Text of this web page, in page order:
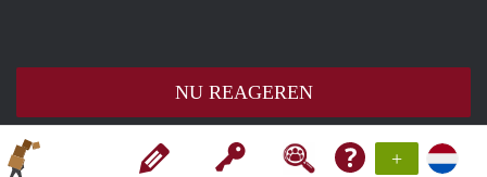
+
NU REAGEREN